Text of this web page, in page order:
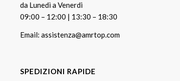
da Lunedì a Venerdi
09:00 – 12:00 | 13:30 – 18:30
Email:assistenza@amrtop.com
SPEDIZIONI RAPIDE